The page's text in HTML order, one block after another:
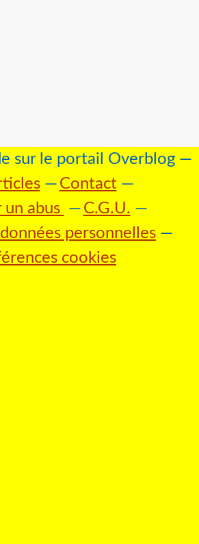
sur le portail Overblog
Contact
un abus
C.G.U.
personnelles
cookies